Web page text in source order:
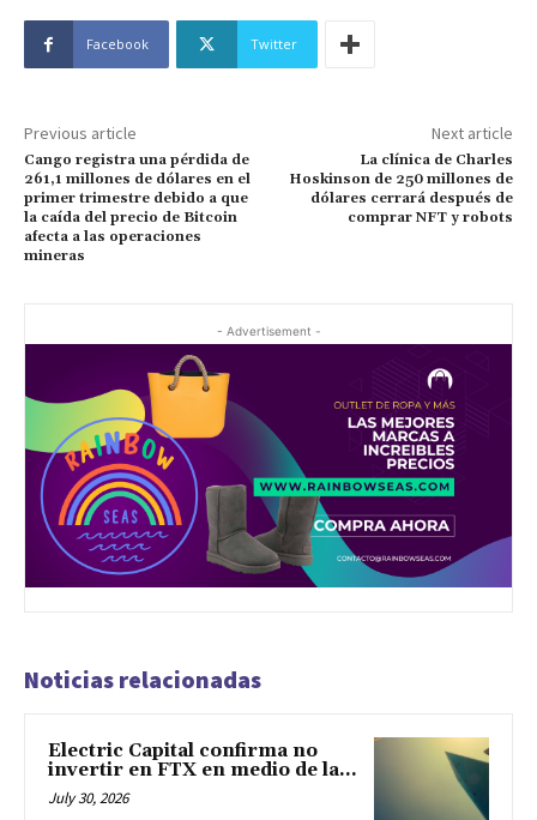
Facebook Twitter
Previous article
Cango registra una pérdida de
261,1 millones de dólares en el
primer trimestre debido a que
la caída del precio de Bitcoin
afecta a las operaciones
mineras
Next article
La clínica de Charles
Hoskinson de 250 millones de
dólares cerrará después de
comprar NFT y robots
- Advertisement -
Noticias relacionadas
Electric Capital confirma no
invertir en FTX en medio de la...
July 30, 2026